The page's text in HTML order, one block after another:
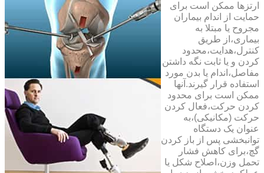
ارتزها ممکن است برای
حمایت از اندام بیماران
مجروح یا مبتلا به
بیماری،از طریق
کنترل،هدایت،محدود
کردن و یا ثابت نگه داشتن
مفاصل،اندام یا بدن مورد
استفاده قرار گیرند.آنها
ممکن است برای محدود
کردن حرکت،فعال کردن
حرکت (مکانیکی)،به
عنوان یک دستگاه
توانبخشی پس از باز کردن
گچ،برای کاهش فشار
تحمل وزن،اصلاح شکل یا